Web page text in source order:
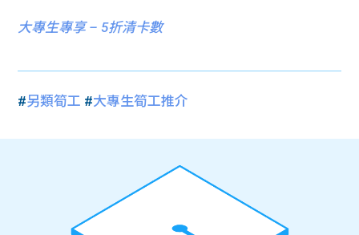
大專生專享 – 5折清卡數
#另類筍工 #大專生筍工推介